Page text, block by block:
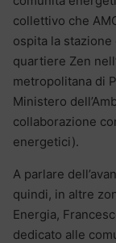
collettivo che
ospita la stazione
quartiere Zen
metropolitana di
Ministero
collaborazione
energetici).
A parlare
quindi, in altre
Energia,
dedicato alle